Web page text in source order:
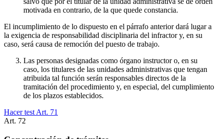
motivada en contrario, de la que quede constancia.
El incumplimiento de lo dispuesto en el párrafo anterior dará lugar a
la exigencia de responsabilidad disciplinaria del infractor y, en su
caso, será causa de remoción del puesto de trabajo.
Las personas designadas como órgano instructor o, en su
caso, los titulares de las unidades administrativas que tengan
atribuida tal función serán responsables directos de la
tramitación del procedimiento y, en especial, del cumplimiento
de los plazos establecidos.
Hacer test Art. 71
Art. 72